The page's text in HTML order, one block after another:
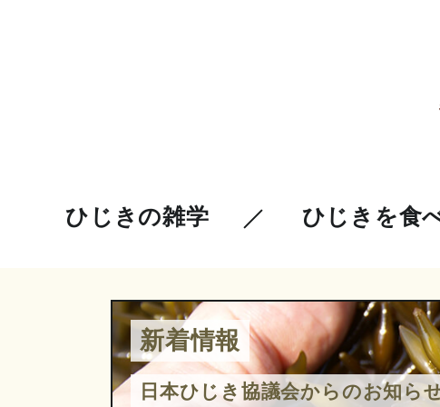
ひじきの雑学 ひじきを食
新着情報
日本ひじき協議会からのお知ら